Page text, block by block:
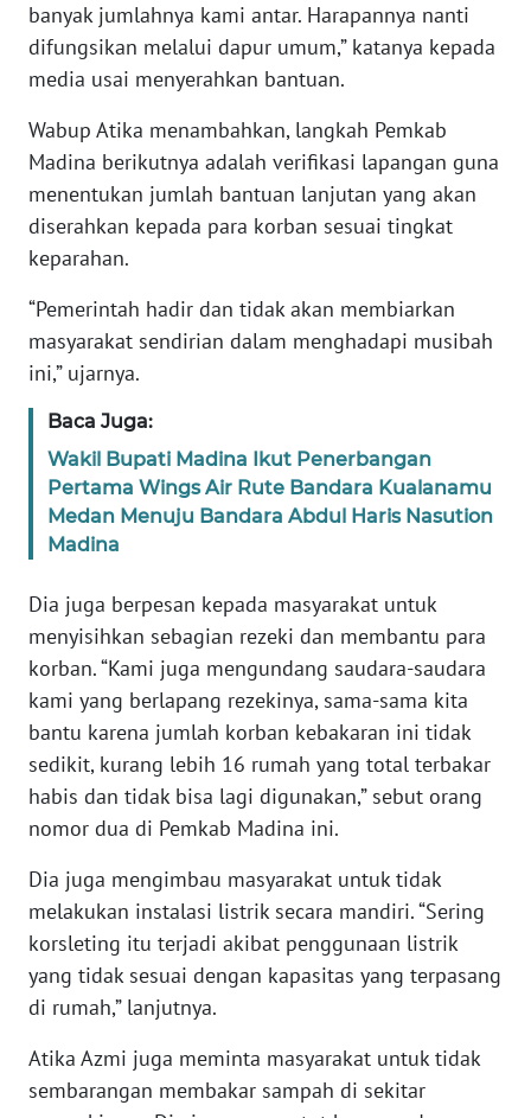
banyak jumlahnya kami antar. Harapannya nanti
difungsikan melalui dapur umum,” katanya kepada
media usai menyerahkan bantuan.
Wabup Atika menambahkan, langkah Pemkab
Madina berikutnya adalah verifikasi lapangan guna
menentukan jumlah bantuan lanjutan yang akan
diserahkan kepada para korban sesuai tingkat
keparahan.
“Pemerintah hadir dan tidak akan membiarkan
masyarakat sendirian dalam menghadapi musibah
ini,” ujarnya.
Baca Juga:
Wakil Bupati Madina Ikut Penerbangan
Pertama Wings Air Rute Bandara Kualanamu
Medan Menuju Bandara Abdul Haris Nasution
Madina
Dia juga berpesan kepada masyarakat untuk
menyisihkan sebagian rezeki dan membantu para
korban. “Kami juga mengundang saudara-saudara
kami yang berlapang rezekinya, sama-sama kita
bantu karena jumlah korban kebakaran ini tidak
sedikit, kurang lebih 16 rumah yang total terbakar
habis dan tidak bisa lagi digunakan,” sebut orang
nomor dua di Pemkab Madina ini.
Dia juga mengimbau masyarakat untuk tidak
melakukan instalasi listrik secara mandiri. “Sering
korsleting itu terjadi akibat penggunaan listrik
yang tidak sesuai dengan kapasitas yang terpasang
di rumah,” lanjutnya.
Atika Azmi juga meminta masyarakat untuk tidak
sembarangan membakar sampah di sekitar
WN
RIAU
SERAMBI
WN
JAMBI
SULTRA
WN
WN
SULTENG
WN
WN
BABEL
WN
SUMBAR
SUMSEL
WN
LAMPUNG
WN
JATENG